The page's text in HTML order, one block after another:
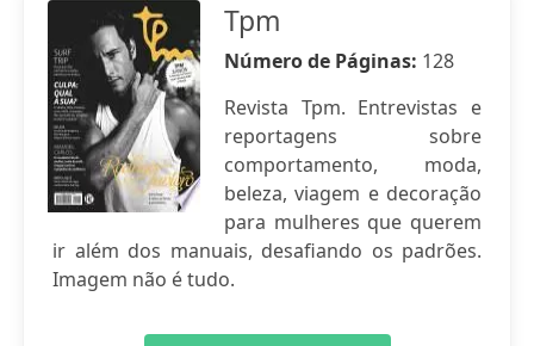
Tpm
Número de Páginas: 128
Revista Tpm. Entrevistas e
reportagens sobre
comportamento, moda,
beleza, viagem e decoração
para mulheres que querem
ir além dos manuais, desafiando os padrões.
Imagem não é tudo.